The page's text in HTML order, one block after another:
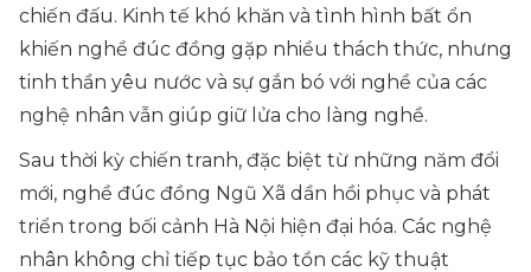
chiến đấu. Kinh tế khó khăn và tình hình bất ổn
khiến nghề đúc đồng gặp nhiều thách thức, nhưng
tinh thần yêu nước và sự gắn bó với nghề của các
nghệ nhân vẫn giúp giữ lửa cho làng nghề.
Sau thời kỳ chiến tranh, đặc biệt từ những năm đổi
mới, nghề đúc đồng Ngũ Xã dần hồi phục và phát
triển trong bối cảnh Hà Nội hiện đại hóa. Các nghệ
nhân không chỉ tiếp tục bảo tồn các kỹ thuật